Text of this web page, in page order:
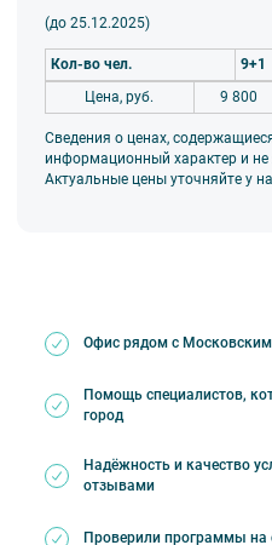
(до 25.12.2025)
Кол-во чел. 9+1
Цена, руб.
9 800
Сведения о ценах,
информационный характер и
Актуальные цены уточняйте у
Офис рядом с
Помощь специалистов,
город
Надёжность и качество
отзывами
Проверили программы на